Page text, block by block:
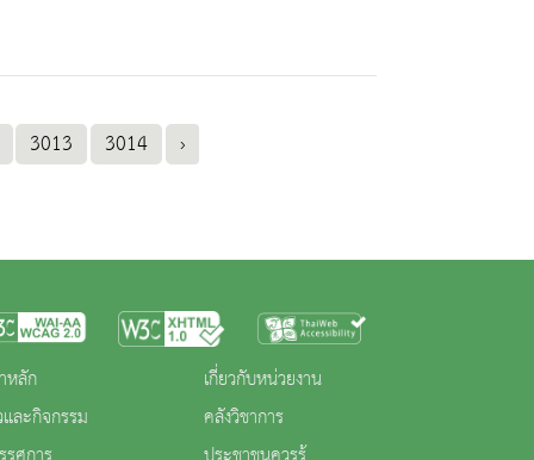
3013 3014 ›
หลัก
ละกิจกรรม
เกี่ยวกับหน่วยงาน
คลังวิชาการ